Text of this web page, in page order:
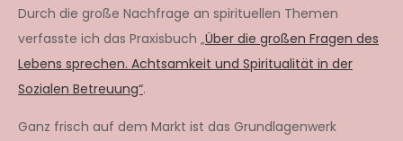
Durch die große Nachfrage an spirituellen Themen
verfasste ich das Praxisbuch „Über die großen Fragen des
Lebens sprechen. Achtsamkeit und Spiritualität in der
Sozialen Betreuung“.
Ganz frisch auf dem Markt ist das Grundlagenwerk